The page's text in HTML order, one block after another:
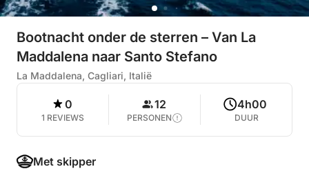
Bootnacht onder de sterren – Van La
Maddalena naar Santo Stefano
La Maddalena, Cagliari, Italië
0
1 REVIEWS
12
PERSONEN
4h00
DUUR
Met skipper